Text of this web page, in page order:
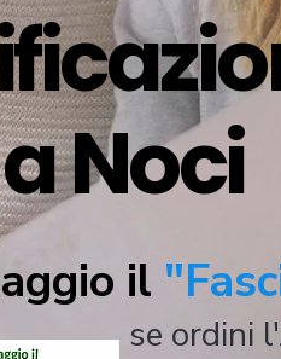
Noci
il
se ordini l'